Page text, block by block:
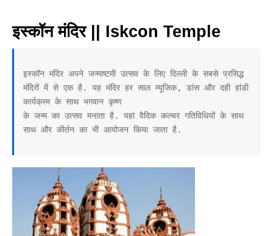
इस्कॉन मंदिर || Iskcon Temple
इस्कॉन मंदिर अपने जन्माष्टमी उत्सव के लिए दिल्ली के सबसे प्रसिद्ध
मंदिरों में से एक है. यह मंदिर हर साल म्यूजिक, डांस और दही हांडी
कार्यक्रम के साथ भगवान कृष्ण
के जन्म का उत्सव मनाता है. यहां वैदिक कल्चर गतिविधियों के साथ
साथ और कीर्तन का भी आयोजन किया जाता है.